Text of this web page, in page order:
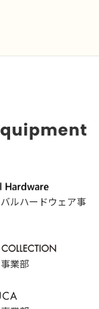
ルハードウェア事
業部